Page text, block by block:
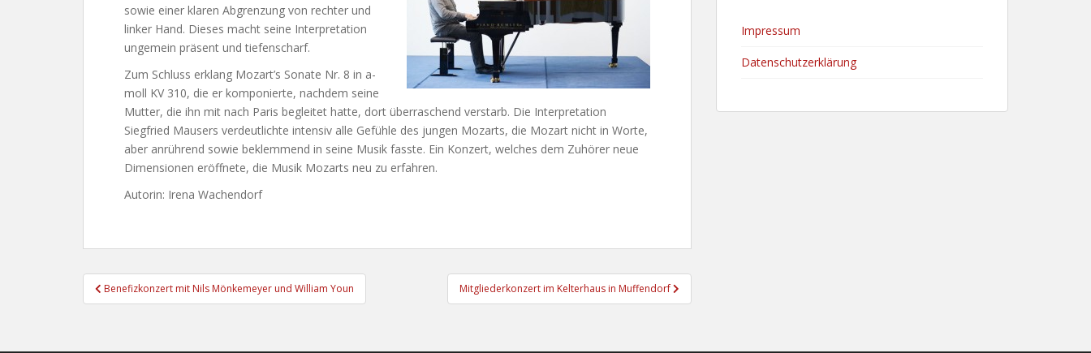
sowie einer klaren Abgrenzung von rechter und
linker Hand. Dieses macht seine Interpretation
ungemein präsent und tiefenscharf.
Zum Schluss erklang Mozart’s Sonate Nr. 8 in a-
moll KV 310, die er komponierte, nachdem seine
Mutter, die ihn mit nach Paris begleitet hatte, dort überraschend verstarb. Die Interpretation
Siegfried Mausers verdeutlichte intensiv alle Gefühle des jungen Mozarts, die Mozart nicht in Worte,
aber anrührend sowie beklemmend in seine Musik fasste. Ein Konzert, welches dem Zuhörer neue
Dimensionen eröffnete, die Musik Mozarts neu zu erfahren.
Autorin: Irena Wachendorf
Beitragsnavigation
Benefizkonzert mit Nils Mönkemeyer und William Youn Mitgliederkonzert im Kelterhaus in Muffendorf
Impressum
Datenschutzerklärung